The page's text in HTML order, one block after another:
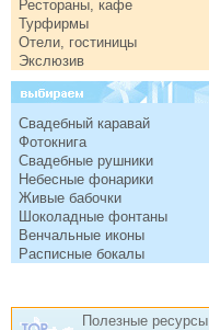
Рестораны, кафе
Турфирмы
Отели, гостиницы
Экслюзив
Свадебный каравай
Фотокнига
Свадебные рушники
Небесные фонарики
Живые бабочки
Шоколадные фонтаны
Венчальные иконы
Расписные бокалы
Полезные ресурсы